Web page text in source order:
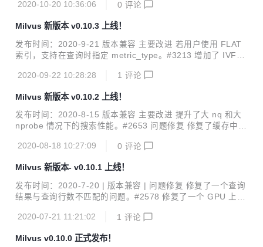
首字母不支持使用英文字母或下划线以外的字符。 2. 服务端
配置参数兼容 a.b.c: value 的展平格式。 3. 调整了二值型向
量支持索引名称： IVF_FLAT 变更为 BIN_IVF_FLAT， FLA
T变更为 BIN_FLAT。 4. 移除原有的 C...
2020-10-20 10:36:06 0 评论
Milvus 新版本 v0.10.3 上线！
发布时间：2020-9-21 版本兼容 主要改进 若用户使用 FLAT
索引，支持在查询时指定 metric_type。#3213 增加了 IVF_P
m 值均为有效值。#3254 将倒排文件（IVF）类索引的查询参
中 top_k 的有效范围增加至 [1, 16384]。#3639 优化了内存
释放策略以避免内存过度使用。#3536 问题修复 修复了在多
GPU 设备上采用 IVF_SQ8H 索引时若 GPU 缓存设置过小，
Milvus 会崩溃的问题。...
2020-09-22 10:28:28 1 评论
Milvus 新版本 v0.10.2 上线！
发布时间：2020-8-15 版本兼容 主要改进 提升了大 nq 和大
nprobe 情况下的搜索性能。#2653 问题修复 修复了缓存中索
中 IP 距离结果归并不正确的问题。#2952 修复了多 GPU 场
搜索时会造成系统崩溃的问题。#3012 修复了在 Mishards 中
插入数据至多个分区，IP 距离结果归并不正确的问题。#3133
详见 CHANGELOG 了解更多已修复问题。
2020-08-18 10:27:09 0 评论
Milvus 新版本- v0.10.1 上线！
发布时间：2020-7-20 | 版本兼容 | 问题修复 修复了一个查询
结果与查询行数不匹配的问题。#2578 修复了一个 GPU 上 IV
上运行时出现 illegal instruction 的问题。#2598 调整了 HNS
进程崩溃退出的问题。#2642 修复了一个 ANNOY 索引默认
2020-07-21 11:21:02 1 评论
Milvus v0.10.0 正式发布！